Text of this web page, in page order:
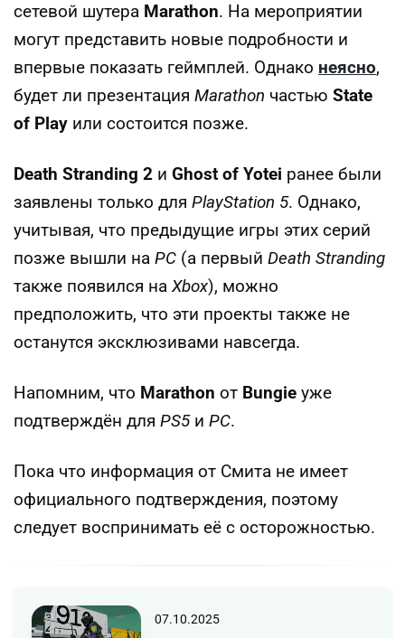
сетевой шутера Marathon. На мероприятии
могут представить новые подробности и
впервые показать геймплей. Однако неясно,
будет ли презентация Marathon частью State
of Play или состоится позже.
Death Stranding 2 и Ghost of Yotei ранее были
заявлены только для PlayStation 5. Однако,
учитывая, что предыдущие игры этих серий
позже вышли на PC (а первый Death Stranding
также появился наXbox), можно
предположить, что эти проекты также не
останутся эксклюзивами навсегда.
Напомним, что Marathon от Bungie уже
подтверждён для PS5и PC.
Пока что информация от Смита не имеет
официального подтверждения, поэтому
следует воспринимать её с осторожностью.
07.10.2025